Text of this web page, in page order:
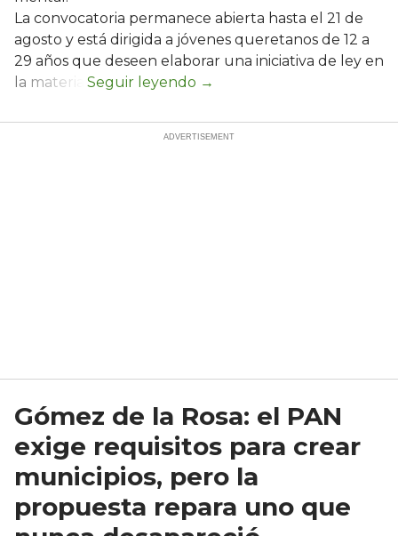
La convocatoria permanece abierta hasta el 21 de
agosto y está dirigida a jóvenes queretanos de 12 a
29 años que deseen elaborar una iniciativa de ley en
la materia.
Gómez de la Rosa: el PAN
exige requisitos para crear
municipios, pero la
propuesta repara uno que